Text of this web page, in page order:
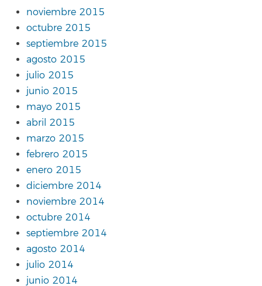
noviembre 2015
octubre 2015
septiembre 2015
agosto 2015
julio 2015
junio 2015
mayo 2015
abril 2015
marzo 2015
febrero 2015
enero 2015
diciembre 2014
noviembre 2014
octubre 2014
septiembre 2014
agosto 2014
julio 2014
junio 2014